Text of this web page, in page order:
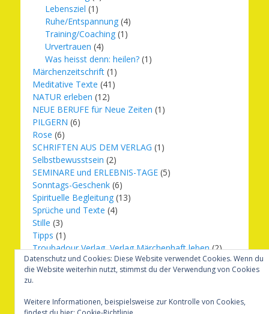
Lebensziel (1)
Ruhe/Entspannung (4)
Training/Coaching (1)
Urvertrauen (4)
Was heisst denn: heilen? (1)
Märchenzeitschrift (1)
Meditative Texte (41)
NATUR erleben (12)
NEUE BERUFE für Neue Zeiten (1)
PILGERN (6)
Rose (6)
SCHRIFTEN AUS DEM VERLAG (1)
Selbstbewusstsein (2)
SEMINARE und ERLEBNIS-TAGE (5)
Sonntags-Geschenk (6)
Spirituelle Begleitung (13)
Sprüche und Texte (4)
Stille (3)
Tipps (1)
Troubadour Verlag, Verlag Märchenhaft leben(2)
Übungen (1)
Urbilder(20)
Verlag Märchenhaft leben
Weihnachten(16)
Datenschutz und Cookies: Diese Website verwendet Cookies. Wenn du
die Website weiterhin nutzt, stimmst du der Verwendung von Cookies
zu.
Weitere Informationen, beispielsweise zur Kontrolle von Cookies,